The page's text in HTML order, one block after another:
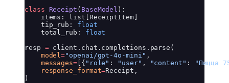
class Receipt ( BaseModel ):
    items: list[ReceiptItem]
    tip_rub:
float
    total_rub:
float
resp = client.chat.completions.parse(
    model
="openai/gpt-4o-mini" ,
    messages
=[{ "role" : "user" , "content" :
"Пицца
    response_format
=Receipt,
)